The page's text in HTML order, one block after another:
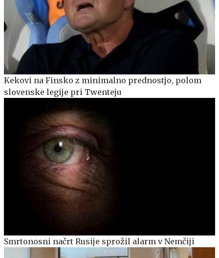
Kekovi na Finsko z minimalno prednostjo, polom
slovenske legije pri Twenteju
Smrtonosni načrt Rusije sprožil alarm v Nemčiji